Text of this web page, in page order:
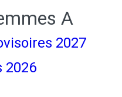
A
2027
2026